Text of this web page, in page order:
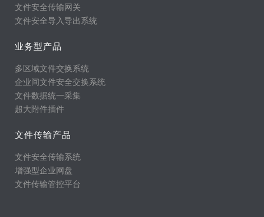
文件安全传输网关
文件安全导入导出系统
业务型产品
多区域文件交换系统
企业间文件安全交换系统
文件数据统一采集
超大附件插件
文件传输产品
文件安全传输系统
增强型企业网盘
文件传输管控平台